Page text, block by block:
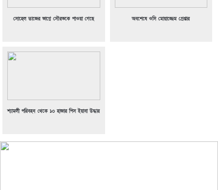
সোহেল তাজের ভাগ্নে সৌরভকে পাওয়া গেছে অবশেষে ওসি মোয়াজ্জেম গ্রেপ্তার
শ্যামলী পরিবহন থেকে ১০ হাজার পিস ইয়াবা উদ্ধার